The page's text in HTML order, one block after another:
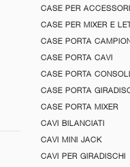
CASE PER ACCESSORI
CASE PER MIXER E
CASE PORTA
CASE PORTA CAVI
CASE PORTA
CASE PORTA
CASE PORTA MIXER
CAVI BILANCIATI
CAVI MINI JACK
CAVI PER GIRADISCHI